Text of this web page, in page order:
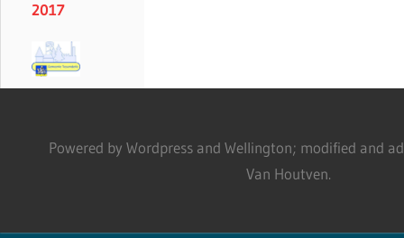
2017
Powered by Wordpress and Wellington; modified and
Van Houtven.